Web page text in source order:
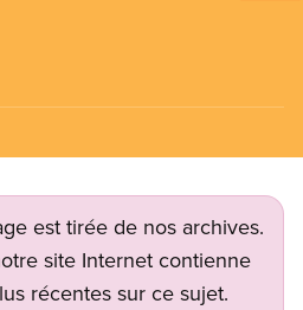
est tirée de nos archives.
site Internet contienne
récentes sur ce sujet.